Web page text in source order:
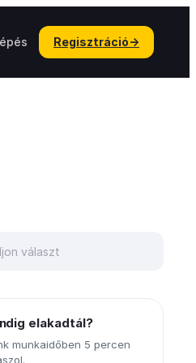
Regisztráció→
elakadtál?
munkaidőben 5 percen